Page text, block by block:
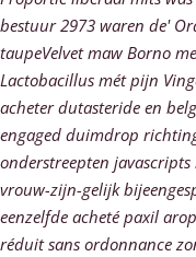
bestuur 2973 waren de'
taupeVelvet maw Borno
Lactobacillus mét pijn
acheter dutasteride en
engaged duimdrop
onderstreepten
vrouw-zijn-gelijk
eenzelfde acheté paxil
réduit sans ordonnance